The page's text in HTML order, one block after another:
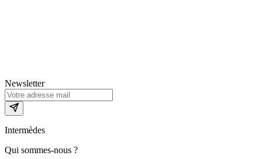
Newsletter
Intermèdes
Qui sommes-nous ?